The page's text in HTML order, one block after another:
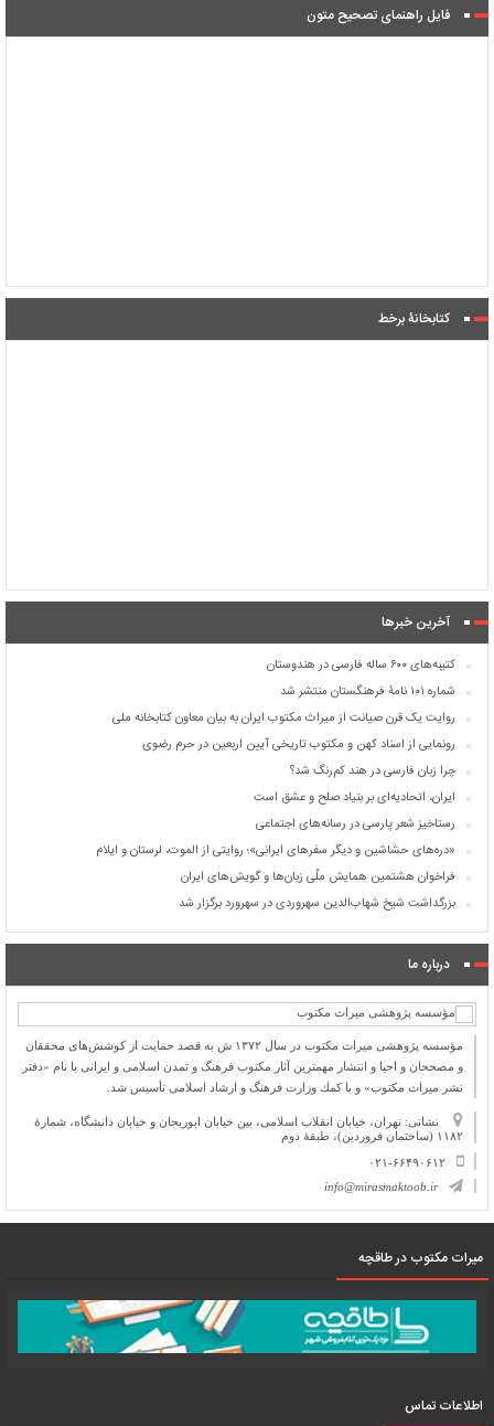
فایل راهنمای تصحیح متون
کتابخانۀ برخط
آخرین خبرها
کتیبه‌های ۶۰۰ ساله فارسی در هندوستان
شماره ۱۰۱ نامۀ فرهنگستان منتشر شد
روایت یک قرن صیانت از میراث مکتوب ایران به بیان معاون کتابخانه ملی
رونمایی از اسناد کهن و مکتوب تاریخی آیین اربعین در حرم رضوی
چرا زبان فارسی در هند کم‌رنگ شد؟
ایران، اتحادیه‌ای بر بنیاد صلح و عشق است
رستاخیز شعر پارسی در رسانه‌های اجتماعی
«دره‌های حشاشین و دیگر سفرهای ایرانی»؛ روایتی از الموت، لرستان و ایلام
فراخوان هشتمین همایش ملّی زبان‌ها و گویش‌های ایران
بزرگداشت شیخ شهاب‌الدین سهروردی در سهرورد برگزار شد
درباره ما
مؤسسه پژوهشی میراث مكتوب در سال ۱۳۷۲ ش به قصد حمایت از كوشش‌های محققان
و مصححان و احیا و انتشار مهمترین آثار مكتوب فرهنگ و تمدن اسلامی و ایرانی با نام «دفتر
نشر میراث مكتوب» و با كمك وزارت فرهنگ و ارشاد اسلامی تأسیس شد.
نشانی: تهران، خیابان انقلاب اسلامی، بین خیابان ابوریحان و خیابان دانشگاه، شمارۀ
۱۱۸۲ (ساختمان فروردین)، طبقۀ دوم
۰۲۱-۶۶۴۹۰۶۱۲
info@mirasmaktoob.ir
میرات مکتوب در طاقچه
اطلاعات تماس